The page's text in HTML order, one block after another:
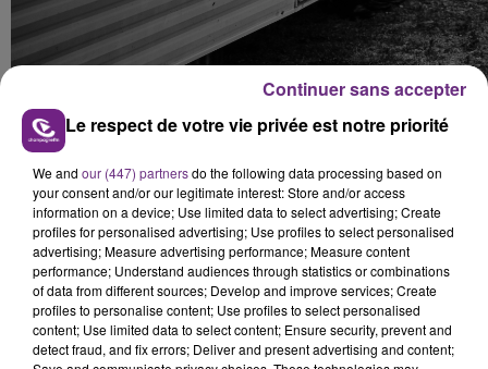
Punkaravane, la tête d'affiche d'Ardenn'Rock
FIL D'ACTUS
Le respect de votre vie privée est notre priorité
We and our (447) partnersdo the following data processing based on
your consent and/or our legitimate interest: Store and/or access
information on a device; Use limited data to select advertising; Create
profiles for personalised advertising; Use profiles to select personalised
advertising; Measure advertising performance; Measure content
performance; Understand audiences through statistics or combinations
of data from different sources; Develop and improve services; Create
profiles to personalise content; Use profiles to select personalised
content; Use limited data to select content; Ensure security, prevent and
detect fraud, and fix errors; Deliver and present advertising and content;
Continuer sans accepter